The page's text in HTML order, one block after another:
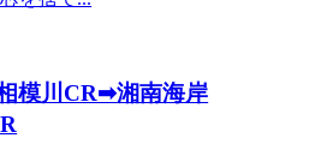
模川CR➡湘南海岸